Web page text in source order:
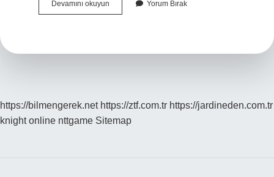
Devamını okuyun Dünyada
En
Yorum Bırak
https://bilmengerek.net https://ztf.com.tr https://jardineden.com.tr
knight online nttgame Sitemap